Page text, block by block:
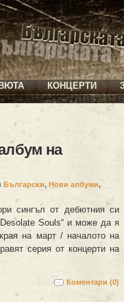
КОНЦЕРТИ
на
Български, Нови албуми,
сингъл от дебютния си
Souls“ и може да я
на март / началото на
серия от концерти на
Коментари (0)